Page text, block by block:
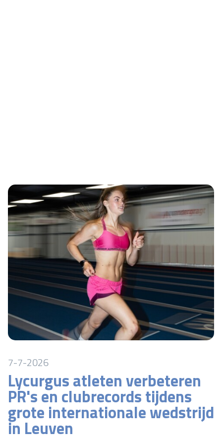
7-7-2026
Lycurgus atleten verbeteren
PR's en clubrecords tijdens
grote internationale wedstrijd
in Leuven